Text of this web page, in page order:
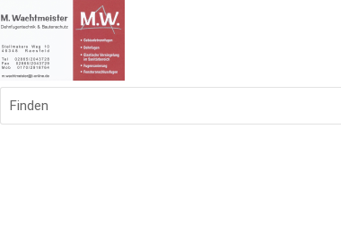
Finden